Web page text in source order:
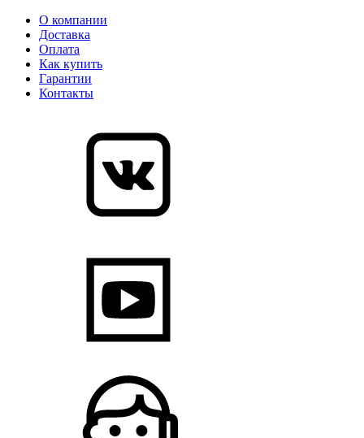
О компании
Доставка
Оплата
Как купить
Гарантии
Контакты